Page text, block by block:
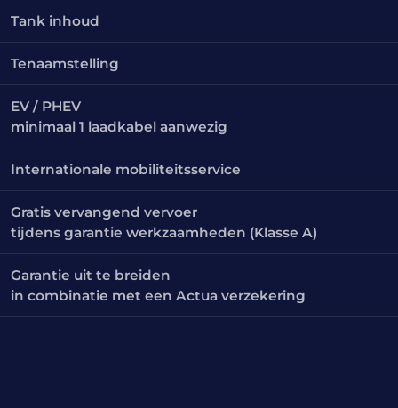
Tank inhoud
Tenaamstelling
EV / PHEV
minimaal 1 laadkabel aanwezig
Internationale mobiliteitsservice
Gratis vervangend vervoer
tijdens garantie werkzaamheden (Klasse A)
Garantie uit te breiden
in combinatie met een Actua verzekering